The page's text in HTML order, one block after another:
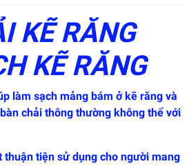
KẼ RĂNG
KẼ RĂNG
làm sạch mảng bám ở kẽ răng và
chải thông thường không thể với
thuận tiện sử dụng cho người mang
Đây là
trải
nghiệm
phát
EGANY